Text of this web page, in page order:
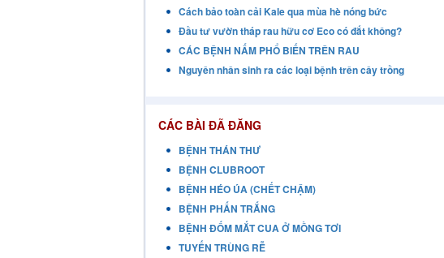
Cách bảo toàn cải Kale qua mùa hè nóng bức
Đầu tư vườn tháp rau hữu cơ Eco có đắt không?
CÁC BỆNH NẤM PHỔ BIẾN TRÊN RAU
Nguyên nhân sinh ra các loại bệnh trên cây trồng
CÁC BÀI ĐÃ ĐĂNG
BỆNH THÁN THƯ
BỆNH CLUBROOT
BỆNH HÉO ÚA (CHẾT CHẬM)
BỆNH PHẤN TRẮNG
BỆNH ĐỐM MẮT CUA Ở MỒNG TƠI
TUYẾN TRÙNG RỄ